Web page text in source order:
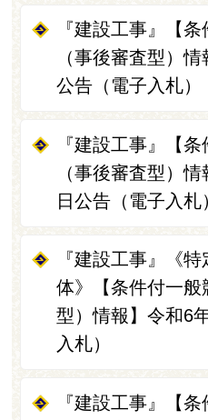
『建設工事』【
（事後審査型）
公告（電子入札）
『建設工事』【
（事後審査型）
日公告（電子入札
『建設工事』《
体》【条件付一
型）情報】令和6
入札）
『建設工事』【